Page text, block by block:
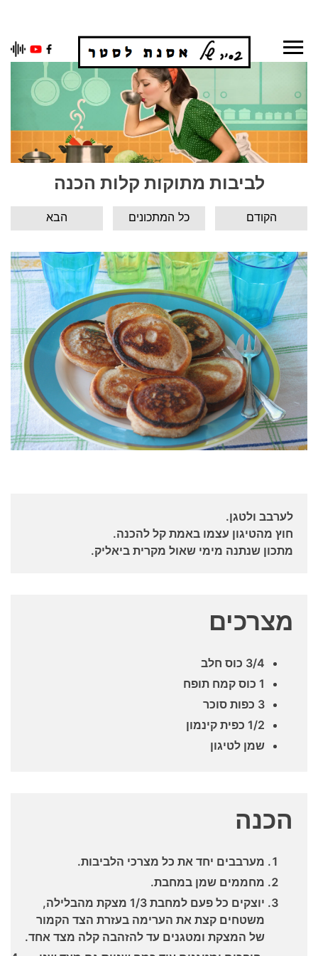
Skip
לביבות מתוקות קלות הכנה
הבא כל המתכונים הקודם
לערבב ולטגן.
חוץ מהטיגון עצמו באמת קל להכנה.
מתכון שנתנה מימי שאול מקרית ביאליק.
מצרכים
3/4 כוס חלב
1 כוס קמח תופח
3 כפות סוכר
1/2 כפית קינמון
שמן לטיגון
הכנה
מערבבים יחד את כל מצרכי הלביבות.
מחממים שמן במחבת.
יוצקים כל פעם למחבת 1/3 מצקת מהבלילה,
משטחים קצת את הערימה בעזרת הצד הקמור
של המצקת ומטגנים עד להזהבה קלה מצד אחד.